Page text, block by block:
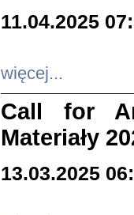
11.04.2025
więcej...
Call for
Materiały
13.03.2025